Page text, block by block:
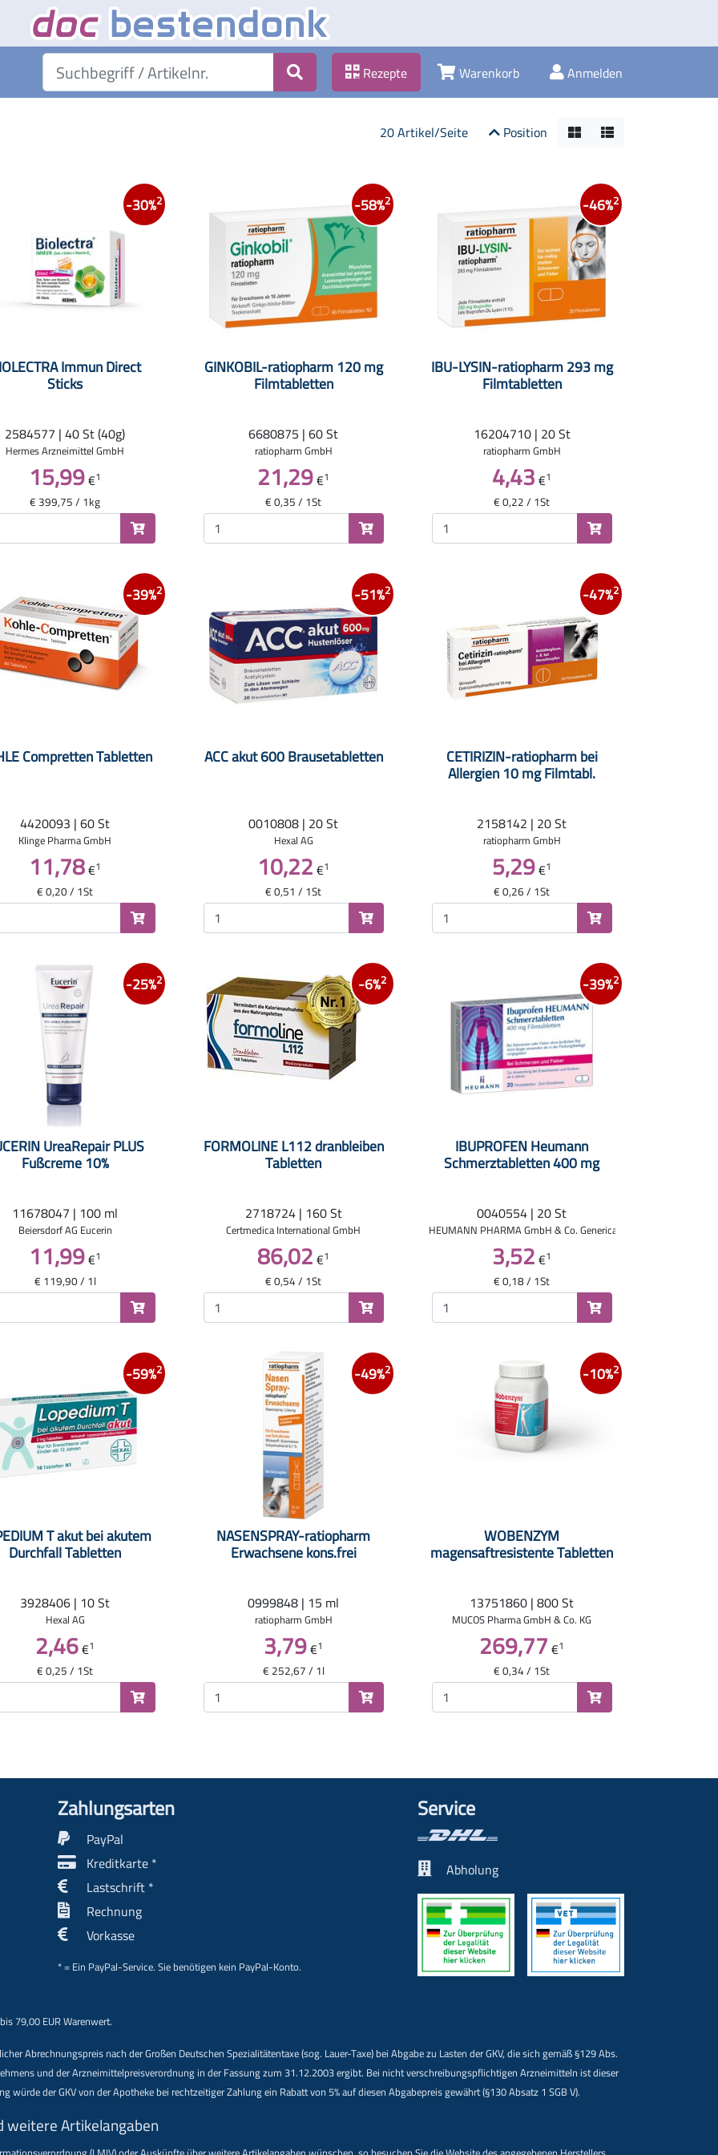
Rezepte Warenkorb Anmelden
20 Artikel/Seite Position
-30%2
Immun Direct
Sticks
2584577 | 40 St (40g)
Hermes Arzneimittel GmbH
15,99€1
€ 399,75 / 1kg
-58%2
GINKOBIL-ratiopharm 120 mg
Filmtabletten
6680875 | 60 St
ratiopharm GmbH
21,29€1
€ 0,35 / 1St
-46%2
IBU-LYSIN-ratiopharm 293 mg
Filmtabletten
16204710 | 20 St
ratiopharm GmbH
4,43€1
€ 0,22 / 1St
-39%2
Compretten Tabletten
4420093 | 60 St
Klinge Pharma GmbH
11,78€1
€ 0,20 / 1St
-51%2
ACC akut 600 Brausetabletten
0010808 | 20 St
Hexal AG
10,22€1
€ 0,51 / 1St
-47%2
CETIRIZIN-ratiopharm bei
Allergien 10 mg Filmtabl.
2158142 | 20 St
ratiopharm GmbH
5,29€1
€ 0,26 / 1St
-25%2
UreaRepair PLUS
Fußcreme 10%
11678047 | 100 ml
Beiersdorf AG Eucerin
11,99€1
€ 119,90 / 1l
-6%2
FORMOLINE L112 dranbleiben
Tabletten
2718724 | 160 St
Certmedica International GmbH
86,02€1
€ 0,54 / 1St
-39%2
IBUPROFEN Heumann
Schmerztabletten 400 mg
0040554 | 20 St
HEUMANN PHARMA GmbH & Co. Generica KG
3,52€1
€ 0,18 / 1St
-59%2
T akut bei akutem
Durchfall Tabletten
3928406 | 10 St
Hexal AG
2,46€1
€ 0,25 / 1St
-49%2
NASENSPRAY-ratiopharm
Erwachsene kons.frei
0999848 | 15 ml
ratiopharm GmbH
3,79€1
€ 252,67 / 1l
-10%2
WOBENZYM
magensaftresistente Tabletten
13751860 | 800 St
MUCOS Pharma GmbH & Co. KG
269,77€1
€ 0,34 / 1St
Zahlungs­arten
PayPal
Kreditkarte *
Lastschrift *
Rechnung
Vorkasse
* = Ein PayPal-Service. Sie benötigen kein PayPal-Konto.
Service
Abholung
79,00 EUR Warenwert.
Abrechnungspreis nach der Großen Deutschen Spezialitätentaxe (sog. Lauer-Taxe) bei Abgabe zu Lasten der GKV, die sich gemäß §129 Abs.
und der Arzneimittelpreisverordnung in der Fassung zum 31.12.2003 ergibt. Bei nicht verschreibungspflichtigen Arzneimitteln ist dieser
der GKV von der Apotheke bei rechtzeitiger Zahlung ein Rabatt von 5% auf diesen Abgabepreis gewährt (§130 Absatz 1 SGB V).
Artikelangaben